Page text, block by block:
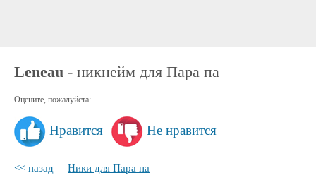
Leneau - никнейм для Пара па
Оцените, пожалуйста:
Нравится Не нравится
<< назад Ники для Пара па